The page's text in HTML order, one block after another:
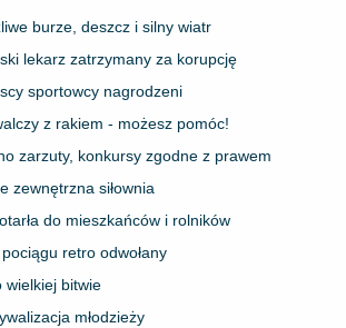
burze, deszcz i silny wiatr
lekarz zatrzymany za korupcję
sportowcy nagrodzeni
z rakiem - możesz pomóc!
zarzuty, konkursy zgodne z prawem
zewnętrzna siłownia
do mieszkańców i rolników
retro odwołany
wielkiej bitwie
młodzieży